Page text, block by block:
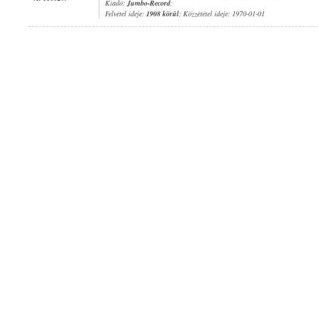
Kiadó:Jumbo-Record;
Felvétel ideje: 1908 körül; Közzététel ideje: 1970-01-01